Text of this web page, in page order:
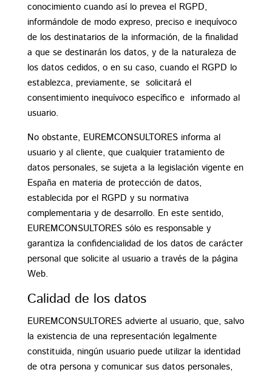
conocimiento cuando así lo prevea el RGPD,
informándole de modo expreso, preciso e inequívoco
de los destinatarios de la información, de la finalidad
a que se destinarán los datos, y de la naturaleza de
los datos cedidos, o en su caso, cuando el RGPD lo
establezca, previamente, se solicitará el
consentimiento inequívoco específico e informado al
usuario.
No obstante, EUREMCONSULTORES informa al
usuario y al cliente, que cualquier tratamiento de
datos personales, se sujeta a la legislación vigente en
España en materia de protección de datos,
establecida por el RGPD y su normativa
complementaria y de desarrollo. En este sentido,
EUREMCONSULTORES sólo es responsable y
garantiza la confidencialidad de los datos de carácter
personal que solicite al usuario a través de la página
Web.
Calidad de los datos
EUREMCONSULTORES advierte al usuario, que, salvo
la existencia de una representación legalmente
constituida, ningún usuario puede utilizar la identidad
de otra persona y comunicar sus datos personales,